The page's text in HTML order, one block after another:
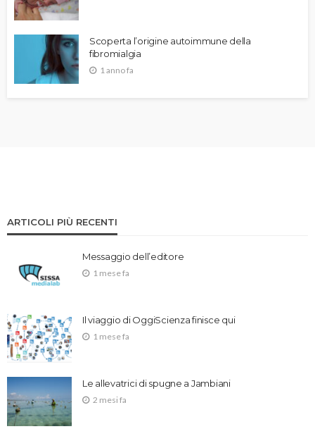
Scoperta l’origine autoimmune della
fibromialgia
1 anno fa
ARTICOLI PIÙ RECENTI
Messaggio dell’editore
1 mese fa
Il viaggio di OggiScienza finisce qui
1 mese fa
Le allevatrici di spugne a Jambiani
2 mesi fa